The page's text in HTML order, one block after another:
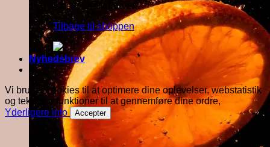
Ingen varer i kurven.
Tilbage til shoppen
Nyhedsbrev
Vi bruger cookies til at optimere dine oplevelser, webstatistik
og tekniske funktioner til at gennemføre dine ordre,
Yderligere info
Accepter